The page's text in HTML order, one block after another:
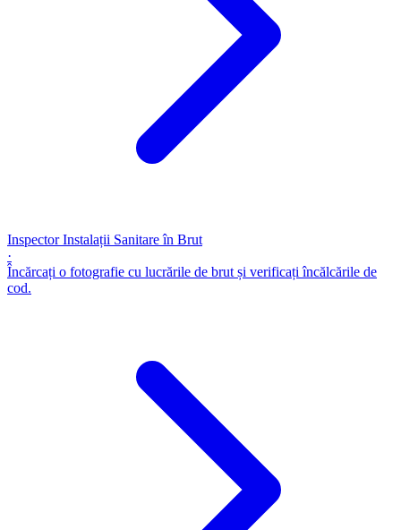
Inspector Instalații Sanitare în Brut
·
Încărcați o fotografie cu lucrările de brut și verificați încălcările de
cod.